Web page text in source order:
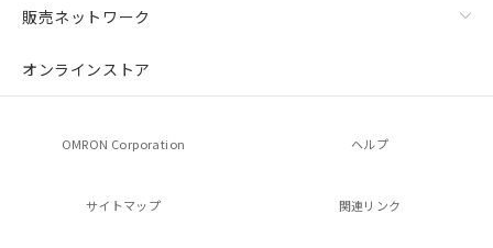
販売ネットワーク
オンラインストア
OMRON Corporation ヘルプ
サイトマップ 関連リンク